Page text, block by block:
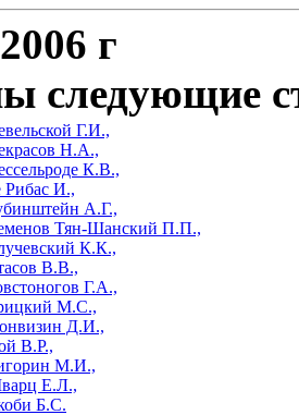
г
следующие
Г.И.,
Н.А.,
К.В.,
Рибас И.,
А.Г.,
Тян-Шанский П.П.,
К.К.,
В.В.,
Г.А.,
М.С.,
Д.И.,
В.Р.,
М.И.,
Е.Л.,
Б.С.